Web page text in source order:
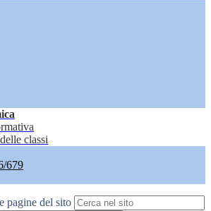
classi
679
pagine del sito